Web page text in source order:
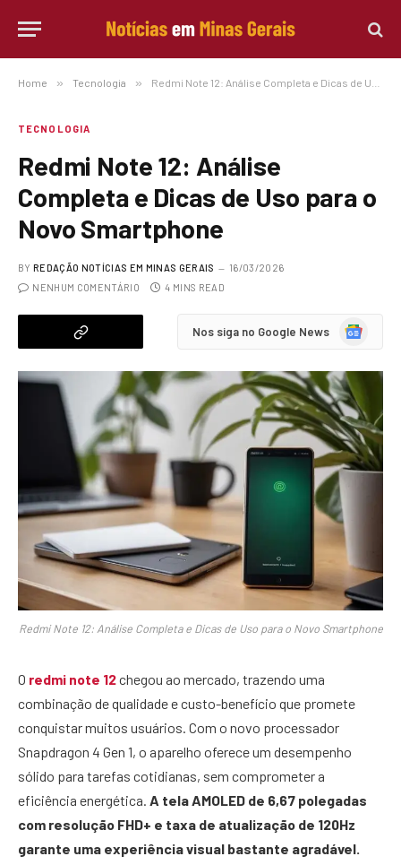
Home » Tecnologia » Redmi Note 12: Análise Completa e Dicas de Uso para o Novo Smartphone
TECNOLOGIA
Redmi Note 12: Análise
Completa e Dicas de Uso para o
Novo Smartphone
BY REDAÇÃO NOTÍCIAS EM MINAS GERAIS
16/03/2026
NENHUM COMENTÁRIO
4 MINS READ
Nos siga no Google News
Google
Redmi Note 12: Análise Completa e Dicas de Uso para o Novo Smartphone
O redmi note 12chegou ao mercado, trazendo uma
combinação de qualidade e custo-benefício que promete
conquistar muitos usuários. Com o novo processador
Snapdragon 4 Gen 1, o aparelho oferece um desempenho
sólido para tarefas cotidianas, sem comprometer a
eficiência energética. A tela AMOLED de 6,67 polegadas
com resolução FHD+ e taxa de atualização de 120Hz
garante uma experiência visual bastante agradável.